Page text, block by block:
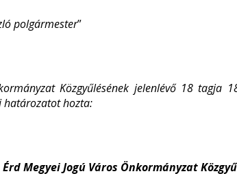
polgármester”
Közgyűlésének jelenlévő 18 tagja
határozatot hozta:
Érd Megyei Jogú Város Önkormányzat